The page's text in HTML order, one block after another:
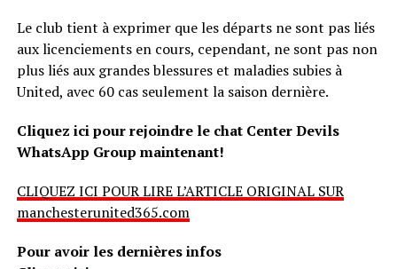
Le club tient à exprimer que les départs ne sont pas liés
aux licenciements en cours, cependant, ne sont pas non
plus liés aux grandes blessures et maladies subies à
United, avec 60 cas seulement la saison dernière.
Cliquez ici pour rejoindre le chat Center Devils
WhatsApp Group maintenant!
CLIQUEZ ICI POUR LIRE L’ARTICLE ORIGINAL SUR
manchesterunited365.com
Pour avoir les dernières infos